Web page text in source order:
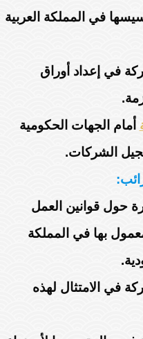
في المملكة العربية
في إعداد أوراق
أمام الجهات الحكومية
الشركات.
حول قوانين العمل
بها في المملكة
في الامتثال لهذه